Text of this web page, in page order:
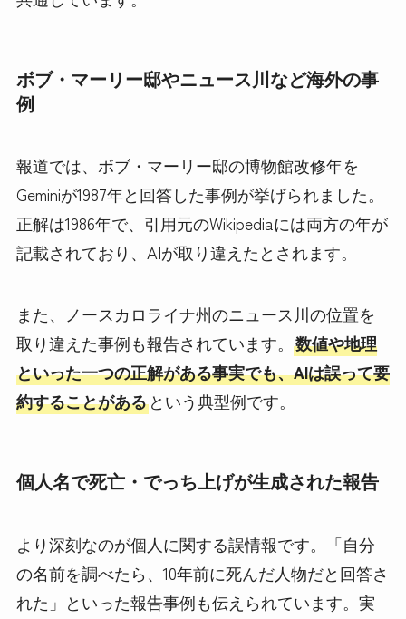
ボブ・マーリー邸やニュース川など海外の事
例
報道では、ボブ・マーリー邸の博物館改修年を
Geminiが1987年と回答した事例が挙げられました。
正解は1986年で、引用元のWikipediaには両方の年が
記載されており、AIが取り違えたとされます。
また、ノースカロライナ州のニュース川の位置を
取り違えた事例も報告されています。 数値や地理
といった一つの正解がある事実でも、AIは誤って要
約することがあるという典型例です。
個人名で死亡・でっち上げが生成された報告
より深刻なのが個人に関する誤情報です。「自分
の名前を調べたら、10年前に死んだ人物だと回答さ
れた」といった報告事例も伝えられています。実